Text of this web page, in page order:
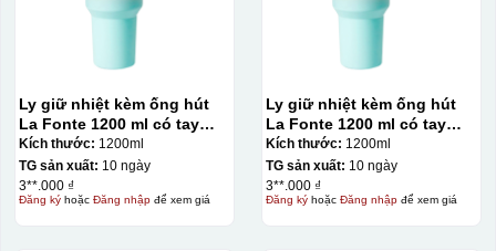
Ly giữ nhiệt kèm ống hút
La Fonte 1200 ml có tay
cầm – 012317
Kích thước: 1200ml
TG sản xuất: 10 ngày
3**.000 ₫
Đăng kýhoặc Đăng nhậpđể xem giá
Ly giữ nhiệt kèm ống hút
La Fonte 1200 ml có tay
cầm – 012317
Kích thước: 1200ml
TG sản xuất: 10 ngày
3**.000 ₫
Đăng kýhoặc Đăng nhậpđể xem giá